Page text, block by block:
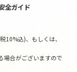
全ガイド
10%込)、もしくは、
場合がございますので